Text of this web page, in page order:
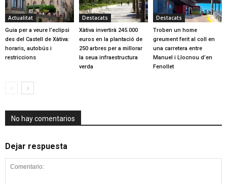
Actualitat
Guia per a veure l’eclipsi
des del Castell de Xàtiva:
horaris, autobús i
restriccions
Destacats
Xàtiva invertirà 245.000
euros en la plantació de
250 arbres per a millorar
la seua infraestructura
verda
Destacats
Troben un home
greument ferit al coll en
una carretera entre
Manuel i Llocnou d’en
Fenollet
No hay comentarios
Dejar respuesta